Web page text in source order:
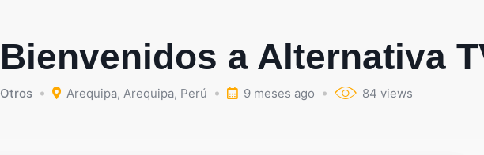
Bienvenidos a Alternativa
Otros Arequipa, Arequipa, Perú 9 meses ago 84 views